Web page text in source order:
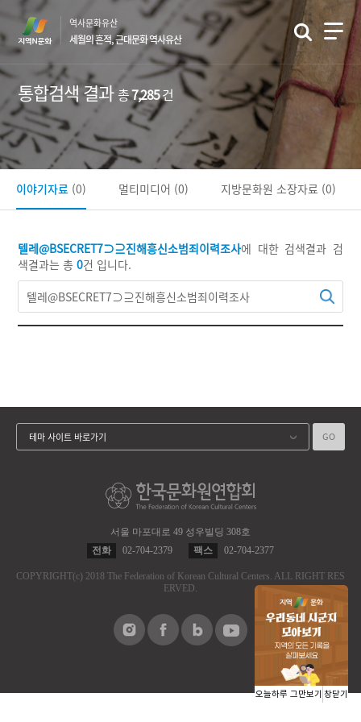
문
바
로
기
역사문화유산
세월의 흔적, 근대문화 역사유산
통합검색 결과총7,285건
텔레@BSECRET7⊃⊇진해흥신소범죄이력조사에 대한 검색결과 검
색결과는 총0건 입니다.
이야기자료 (0) 멀티미디어 (0) 지방문화원 소장자료 (0)
서울 마포대로 49 성우빌딩 308호
전화
02-704-2379 팩스 02-704-2377
COPYRIGHT(c) 2018 The Federation of Korean Cultural Centers. ALL RIGHT RES
ERVED.
테마 사이트 바로가기 GO
오늘하루 그만보기 창닫기